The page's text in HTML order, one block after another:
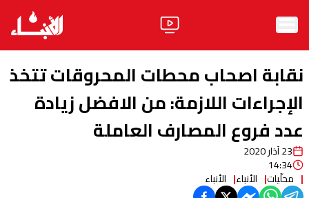
الأخبار
آراء
فيديو
مواقف
نقابة اصحاب محطات المحروقات تتخذ
الإجراءات اللازمة: من الافضل زيادة
عدد فروع المصارف العاملة
23 آذار 2020
14:34
محلّيات الأنباء الأنباء